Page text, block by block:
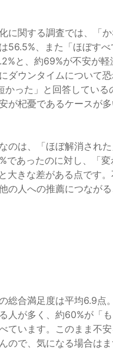
に関する調査では、「
56.5%、また「ほぼす
と、約69%が不安が軽
ダウンタイムについて
かった」と回答している
が杞憂であるケースが
のは、「ほぼ解消され
であったのに対し、「変
大きな差がある点です
の人への推薦につなが
総合満足度は平均6.9点
人が多く、約60%が「
ています。このまま不
ので、気になる場合は